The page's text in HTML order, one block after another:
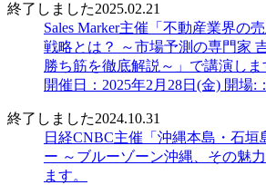
終了しました2025.02.21
Sales Marker主催「不動産業界の
戦略とは？ ～市場予測の専門家
勝ち筋を徹底解説～」で講演しま
開催日：2025年2月28日(金) 開場:
終了しました2024.10.31
日経CNBC主催「沖縄本島・石垣
ー ～ブルーゾーン沖縄、その魅
ます。